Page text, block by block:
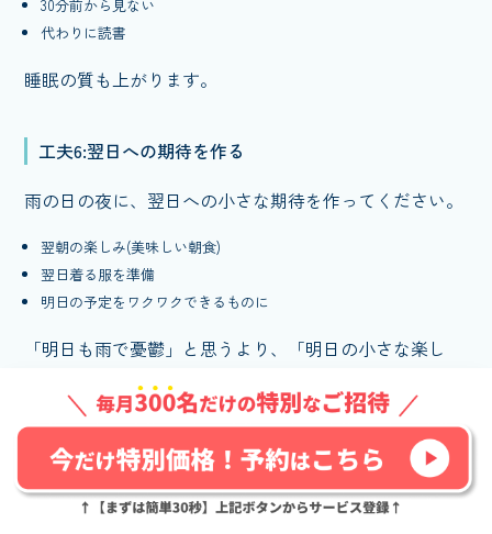
30分前から見ない
代わりに読書
睡眠の質も上がります。
工夫6:翌日への期待を作る
雨の日の夜に、翌日への小さな期待を作ってください。
翌朝の楽しみ(美味しい朝食)
翌日着る服を準備
明日の予定をワクワクできるものに
「明日も雨で憂鬱」と思うより、「明日の小さな楽し
工夫7:カウンセリングの活用
「雨の日が毎回辛い」「気分の波がコントロールできな